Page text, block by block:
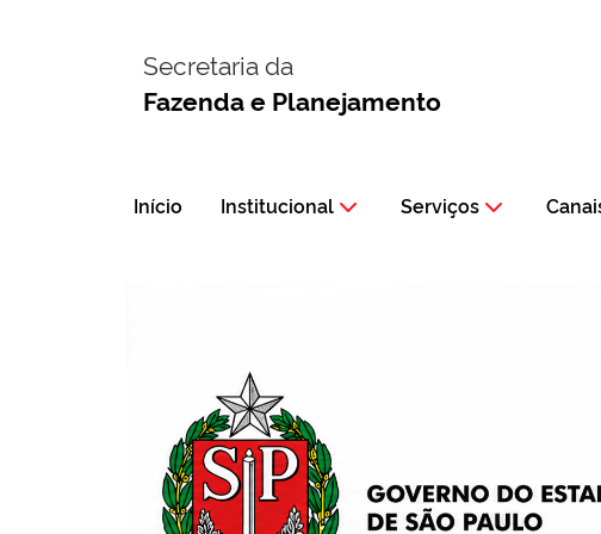
Secretaria da
Fazenda e Planejamento
Início Institucional Serviços